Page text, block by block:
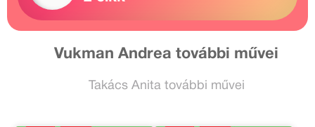
Vukman Andrea további művei
Takács Anita további művei